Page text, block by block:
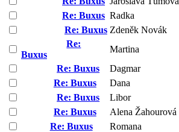
Re: Buxus Radka
Re: Buxus Zdeněk Novák
Re:
Buxus
Martina
Re: Buxus
Dagmar
Re: Buxus
Dana
Re: Buxus
Libor
Re: Buxus
Alena Žahourová
Re: Buxus
Romana